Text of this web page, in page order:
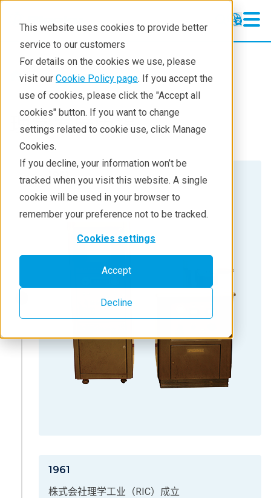
This website uses cookies to provide better
service to our customers
For details on the cookies we use, please
visit our Cookie Policy page. If you accept the
use of cookies, please click the "Accept all
cookies" button. If you want to change
settings related to cookie use, click Manage
Cookies.
If you decline, your information won’t be
tracked when you visit this website. A single
cookie will be used in your browser to
remember your preference not to be tracked.
Cookies settings
Accept
Decline
About
理学发展历程
1951
株式会社理学（RC）成立
1961
株式会社理学工业（RIC）成立